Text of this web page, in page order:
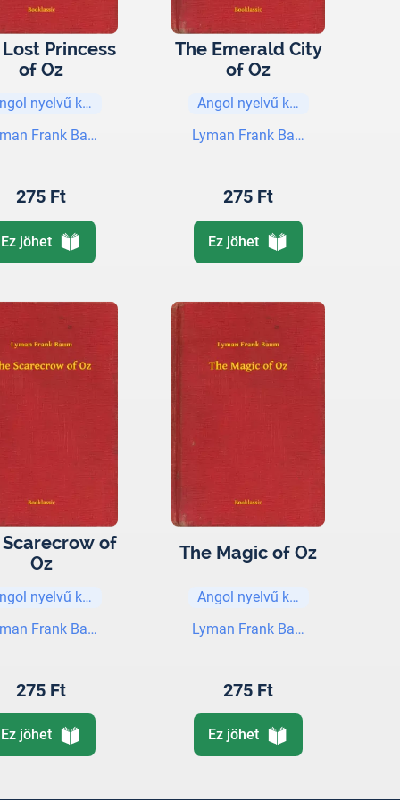
Princess
of Oz
nyelvű könyvek
Frank Baum
275 Ft
Ez jöhet
The Emerald City
of Oz
Angol nyelvű könyvek
Lyman Frank Baum
275 Ft
Ez jöhet
Scarecrow of
Oz
nyelvű könyvek
Frank Baum
275 Ft
Ez jöhet
The Magic of Oz
Angol nyelvű könyvek
Lyman Frank Baum
275 Ft
Ez jöhet